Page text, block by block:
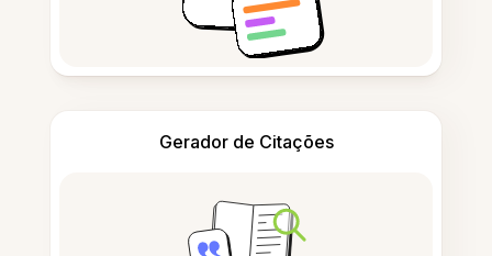
Gerador de Citações